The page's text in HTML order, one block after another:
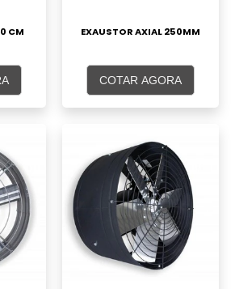
CM EXAUSTOR AXIAL 250MM
COTAR AGORA